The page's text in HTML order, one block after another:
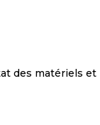
des matériels et